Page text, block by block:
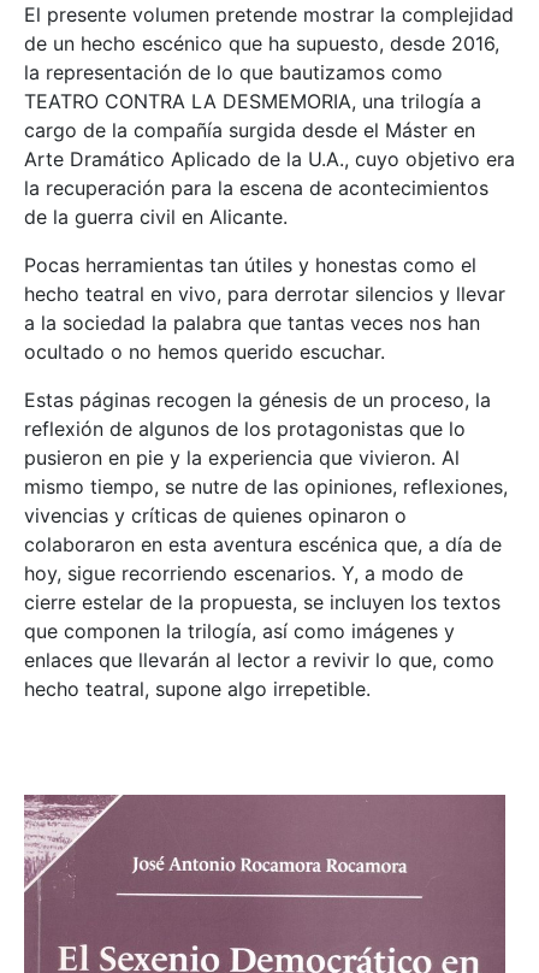
El presente volumen pretende mostrar la complejidad
de un hecho escénico que ha supuesto, desde 2016,
la representación de lo que bautizamos como
TEATRO CONTRA LA DESMEMORIA, una trilogía a
cargo de la compañía surgida desde el Máster en
Arte Dramático Aplicado de la U.A., cuyo objetivo era
la recuperación para la escena de acontecimientos
de la guerra civil en Alicante.
Pocas herramientas tan útiles y honestas como el
hecho teatral en vivo, para derrotar silencios y llevar
a la sociedad la palabra que tantas veces nos han
ocultado o no hemos querido escuchar.
Estas páginas recogen la génesis de un proceso, la
reflexión de algunos de los protagonistas que lo
pusieron en pie y la experiencia que vivieron. Al
mismo tiempo, se nutre de las opiniones, reflexiones,
vivencias y críticas de quienes opinaron o
colaboraron en esta aventura escénica que, a día de
hoy, sigue recorriendo escenarios. Y, a modo de
cierre estelar de la propuesta, se incluyen los textos
que componen la trilogía, así como imágenes y
enlaces que llevarán al lector a revivir lo que, como
hecho teatral, supone algo irrepetible.